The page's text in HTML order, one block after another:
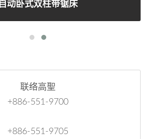
自动卧式双柱带锯床
联络高聖
+886-551-9700
+886-551-9705